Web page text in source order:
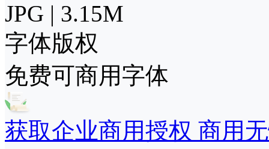
JPG | 3.15M
字体版权
免费可商用字体
获取企业商用授权 商用